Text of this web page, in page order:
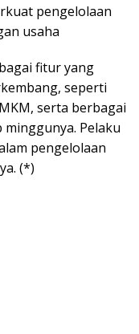
pengelolaan
usaha
fitur yang
seperti
serta berbagai
Pelaku
pengelolaan
(*)